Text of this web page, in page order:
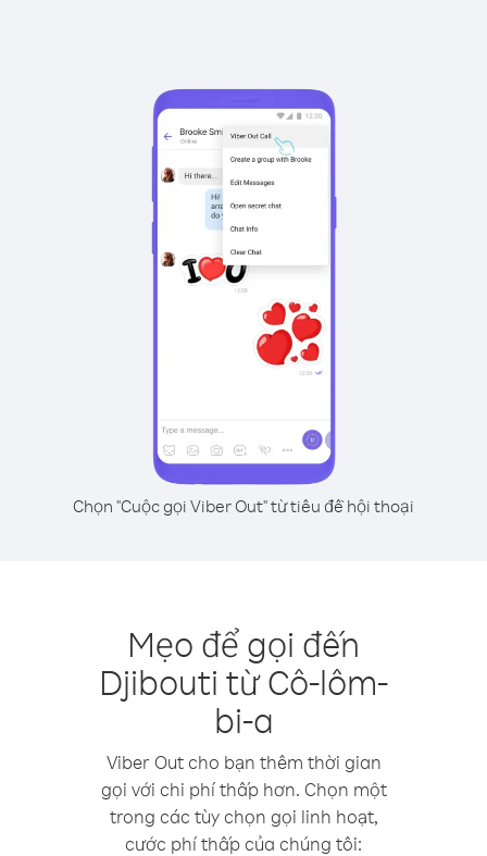
Chọn "Cuộc gọi Viber Out" từ tiêu đề hội thoại
Mẹo để gọi đến
Djibouti từ Cô-lôm-
bi-a
Viber Out cho bạn thêm thời gian
gọi với chi phí thấp hơn. Chọn một
trong các tùy chọn gọi linh hoạt,
cước phí thấp của chúng tôi: